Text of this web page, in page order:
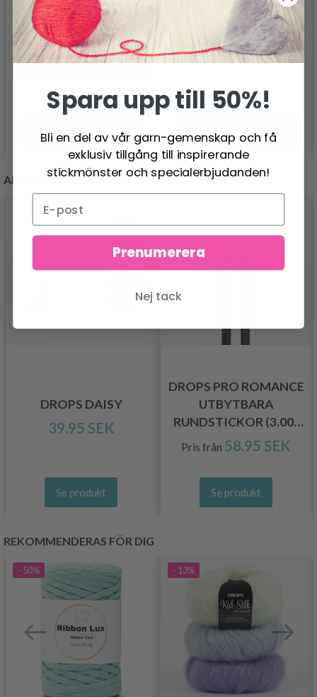
BOKTRÄ
159.00 SEK265.00 SEK
Erbjudandet upphör
Lägg till varukorgen
ROSENTRÄ, 15X10 CM
524.00 SEK
Lägg till varukorgen
ANDRA KUNDER KÖPTE
DROPS DAISY
39.95 SEK
Se produkt
DROPS PRO ROMANCE
UTBYTBARA
RUNDSTICKOR (3.00-
10.00 MM)
Pris från 58.95 SEK
Se produkt
REKOMMENDERAS FÖR DIG
- 50% - 13%
Spara upp till 50%!
Bli en del av vår garn-gemenskap och få
exklusiv tillgång till inspirerande
stickmönster och specialerbjudanden!
Prenumerera
Nej tack